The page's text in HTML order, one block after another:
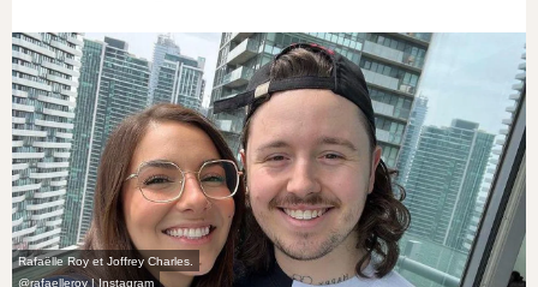
Rafaëlle Roy et Joffrey Charles.
@rafaelleroy | Instagram